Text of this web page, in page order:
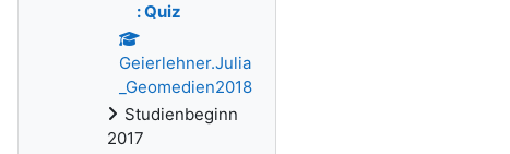
: Quiz
Geierlehner.Julia
_Geomedien2018
Studienbeginn
2017